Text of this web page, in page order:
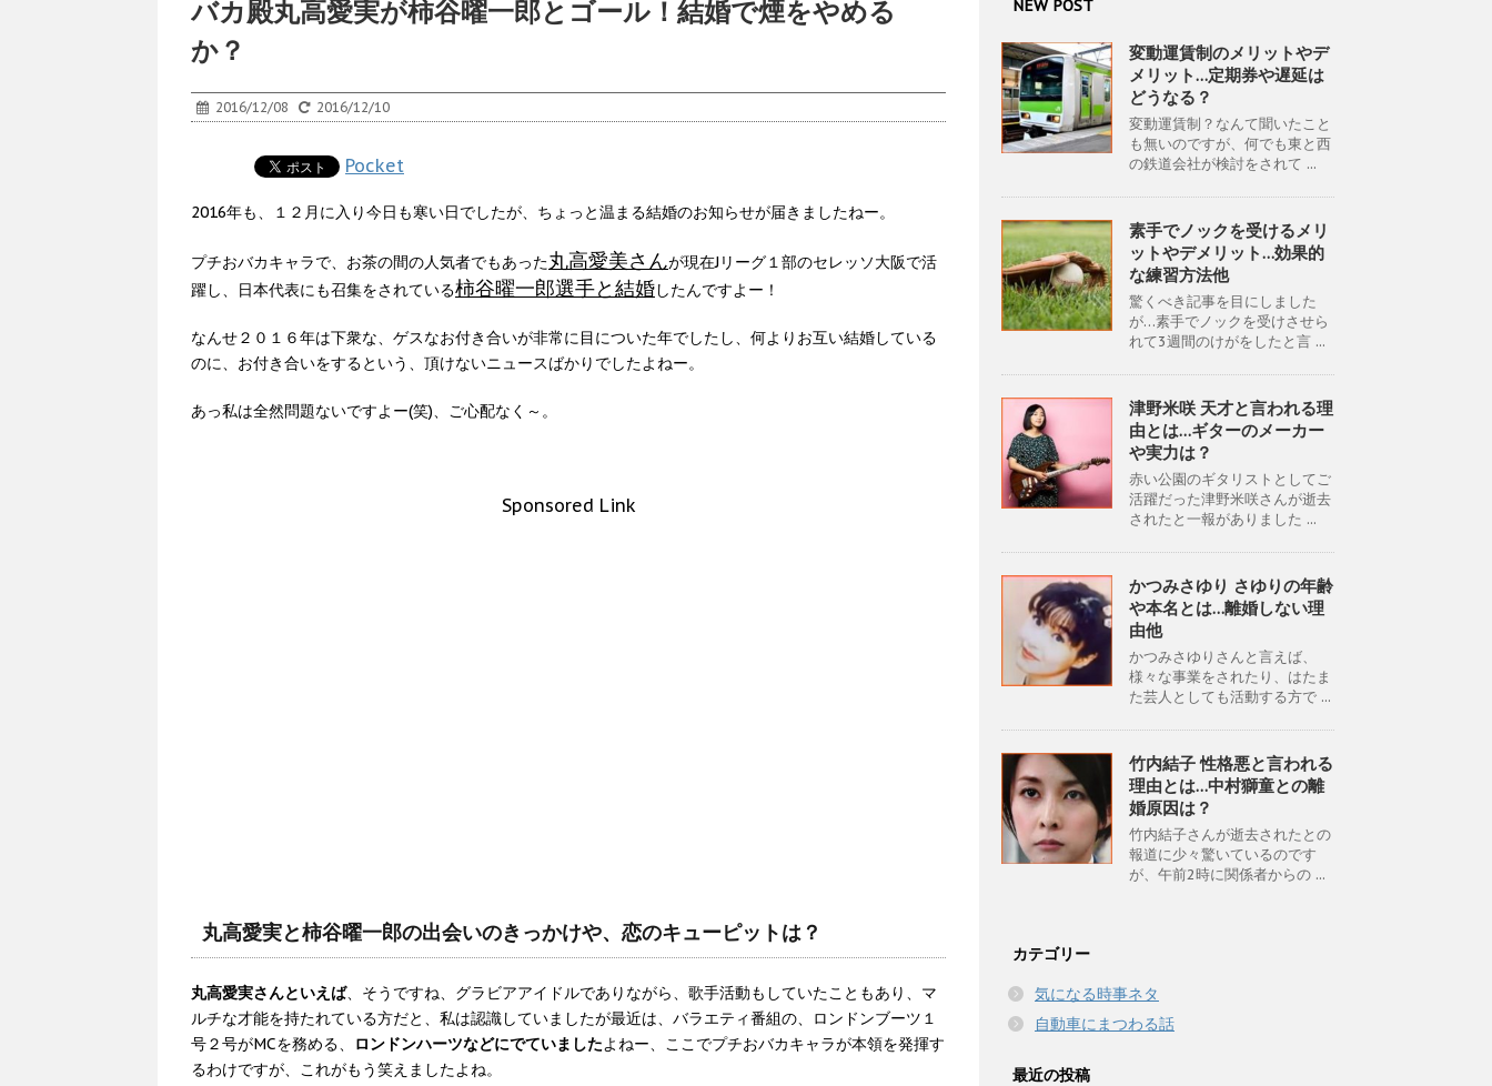
バカ殿丸高愛実が柿谷曜一郎とゴール！結婚で煙をやめる
か？
2016/12/08 2016/12/10
Pocket
2016年も、１２月に入り今日も寒い日でしたが、ちょっと温まる結婚のお知らせが届きましたねー。
プチおバカキャラで、お茶の間の人気者でもあった丸高愛美さんが現在Jリーグ１部のセレッソ大阪で活
躍し、日本代表にも召集をされている柿谷曜一郎選手と結婚したんですよー！
なんせ２０１６年は下衆な、ゲスなお付き合いが非常に目についた年でしたし、何よりお互い結婚している
のに、お付き合いをするという、頂けないニュースばかりでしたよねー。
あっ私は全然問題ないですよー(笑)、ご心配なく～。
Sponsored Link
丸高愛実と柿谷曜一郎の出会いのきっかけや、恋のキューピットは？
丸高愛実さんといえば、そうですね、グラビアアイドルでありながら、歌手活動もしていたこともあり、マ
ルチな才能を持たれている方だと、私は認識していましたが最近は、バラエティ番組の、ロンドンブーツ１
号２号がMCを務める、
ロンドンハーツなどにでていましたよねー、ここでプチおバカキャラが本領を発揮す
るわけですが、これがもう笑えましたよね。
NEW POST
変動運賃制のメリットやデ
メリット…定期券や遅延は
どうなる？
変動運賃制？なんて聞いたこと
も無いのですが、何でも東と西
の鉄道会社が検討をされて ...
素手でノックを受けるメリ
ットやデメリット…効果的
な練習方法他
驚くべき記事を目にしました
が…素手でノックを受けさせら
れて3週間のけがをしたと言 ...
津野米咲 天才と言われる理
由とは…ギターのメーカー
や実力は？
赤い公園のギタリストとしてご
活躍だった津野米咲さんが逝去
されたと一報がありました ...
かつみさゆり さゆりの年齢
や本名とは…離婚しない理
由他
かつみさゆりさんと言えば、
様々な事業をされたり、はたま
た芸人としても活動する方で ...
竹内結子 性格悪と言われる
理由とは…中村獅童との離
婚原因は？
竹内結子さんが逝去されたとの
報道に少々驚いているのです
が、午前2時に関係者からの ...
カテゴリー
気になる時事ネタ
自動車にまつわる話
最近の投稿